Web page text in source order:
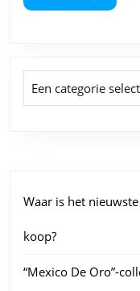
Meer
Waar is het
koop?
“Mexico De Oro”-